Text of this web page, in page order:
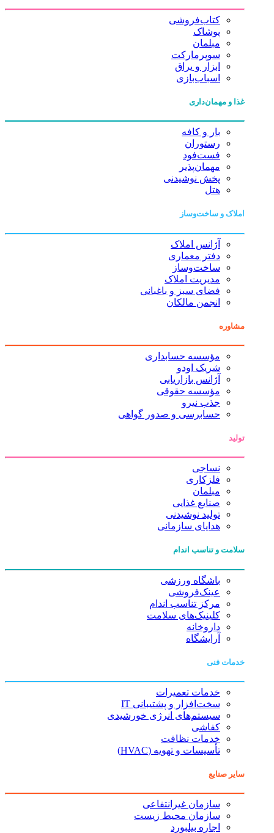
کتاب‌فروشی
پوشاک
مبلمان
سوپرمارکت
ابزار و یراق
اسباب‌بازی
غذا و مهمان‌داری
بار و کافه
رستوران
فست‌فود
مهمان‌پذیر
پخش نوشیدنی
هتل
املاک و ساخت‌وساز
آژانس املاک
دفتر معماری
ساخت‌وساز
مدیریت املاک
فضای سبز و باغبانی
انجمن مالکان
مشاوره
مؤسسه حسابداری
شریک اودو
آژانس بازاریابی
مؤسسه حقوقی
جذب نیرو
حسابرسی و صدور گواهی
تولید
نساجی
فلزکاری
مبلمان
صنایع غذایی
تولید نوشیدنی
هدایای سازمانی
سلامت و تناسب اندام
باشگاه ورزشی
عینک‌فروشی
مرکز تناسب اندام
کلینیک‌های سلامت
داروخانه
آرایشگاه
خدمات فنی
خدمات تعمیرات
سخت‌افزار و پشتیبانی IT
سیستم‌های انرژی خورشیدی
کفاشی
خدمات نظافت
تأسیسات و تهویه (HVAC)
سایر صنایع
سازمان غیرانتفاعی
سازمان محیط زیست
اجاره بیلبورد